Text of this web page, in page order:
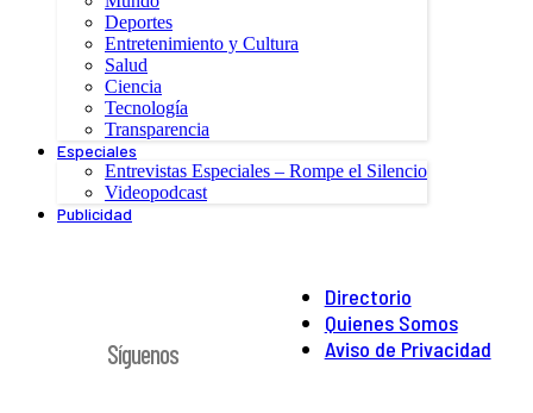
Deportes
Entretenimiento y Cultura
Salud
Ciencia
Tecnología
Transparencia
Especiales
Entrevistas Especiales – Rompe el Silencio
Videopodcast
Publicidad
Directorio
Quienes Somos
Aviso de Privacidad
Síguenos